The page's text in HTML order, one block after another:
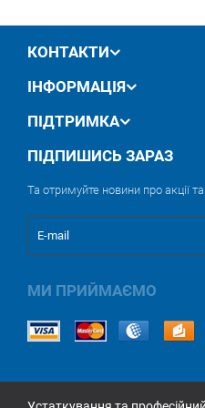
КОНТАКТИ
ІНФОРМАЦІЯ
ПІДТРИМКА
ПІДПИШИСЬ ЗАРАЗ
Та отримуйте новини про акції та
МИ ПРИЙМАЄМО